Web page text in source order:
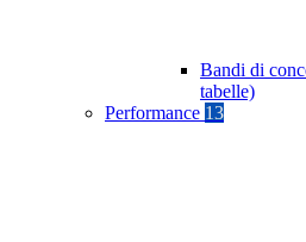
Bandi di
tabelle)
Performance 13